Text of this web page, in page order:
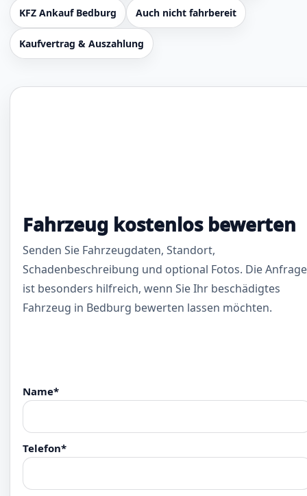
KFZ Ankauf Bedburg Auch nicht fahrbereit
Kaufvertrag & Auszahlung
Fahrzeug kostenlos bewerten
Senden Sie Fahrzeugdaten, Standort,
Schadenbeschreibung und optional Fotos. Die Anfrage
ist besonders hilfreich, wenn Sie Ihr beschädigtes
Fahrzeug in Bedburg bewerten lassen möchten.
Name*
Telefon*